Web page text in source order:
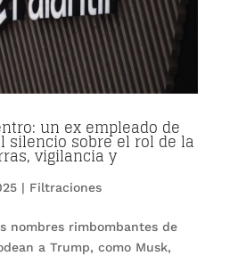
un ex empleado de
silencio sobre el rol de la
vigilancia y
| Filtraciones
nombres rimbombantes de
a Trump, como Musk,